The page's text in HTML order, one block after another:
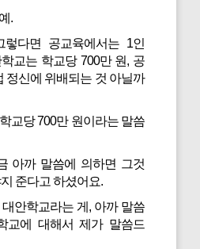
예.
다면 공교육에서는 1인
교는 학교당 700만 원, 공
정신에 위배되는 것 아닐까
학교당 700만 원이라는 말씀
아까 말씀에 의하면 그것
준다고 하셨어요.
대안학교라는 게, 아까 말씀
교에 대해서 제가 말씀드